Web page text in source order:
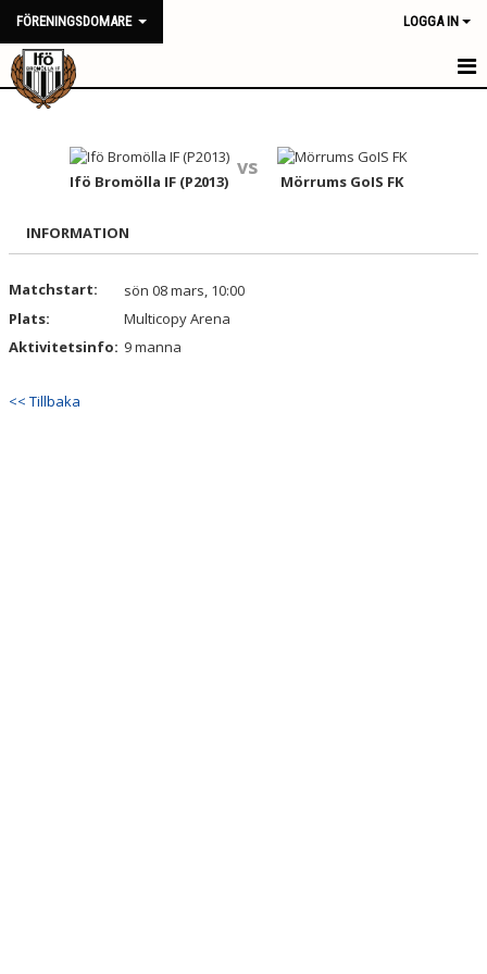
FÖRENINGSDOMARE LOGGA IN
HEM
NYHETER
TRUPPEN
BILDGALLERI
DOKUMENT
Ifö Bromölla IF (P2013)
vs
Mörrums GoIS FK
INFORMATION
Matchstart:
sön 08 mars, 10:00
Plats:
Multicopy Arena
Aktivitetsinfo: 9 manna
<< Tillbaka